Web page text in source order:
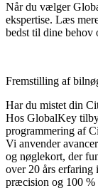
Når du vælger
ekspertise. Læs
bedst til dine behov
Fremstilling af
Har du mistet din
Hos GlobalKey
programmering af
Vi anvender
og nøglekort, der
over 20 års
præcision og 100 %